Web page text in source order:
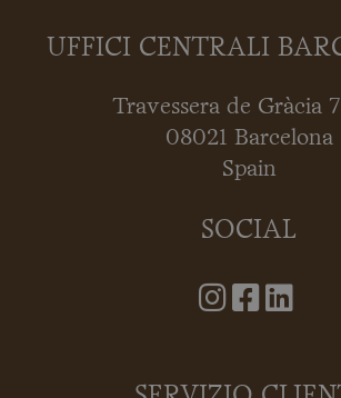
UFFICI CENTRALI
Travessera de Gràcia
08021 Barcelona
Spain
SOCIAL